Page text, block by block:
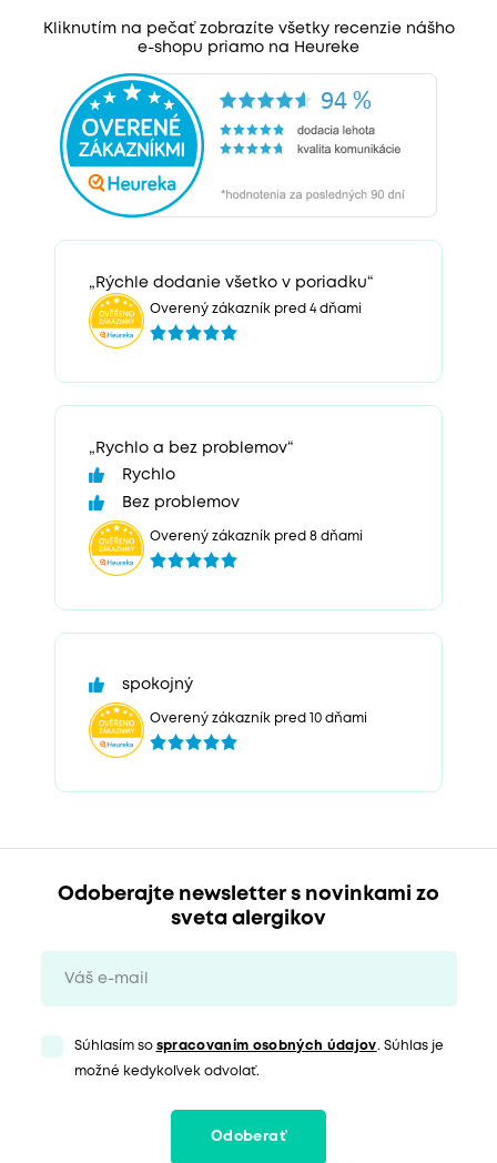
Kliknutím na pečať zobrazíte všetky recenzie nášho
e-shopu priamo na Heureke
„Rýchle dodanie všetko v poriadku“
Overený zákazník pred 4 dňami
„Rychlo a bez problemov“
Rychlo
Bez problemov
Overený zákazník pred 8 dňami
spokojný
Overený zákazník pred 10 dňami
Odoberajte newsletter s novinkami zo
sveta alergikov
Súhlasím so spracovaním osobných údajov. Súhlas je
možné kedykoľvek odvolať.
Odoberať